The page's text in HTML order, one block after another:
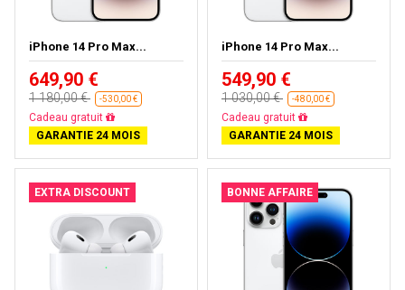
iPhone 14 Pro Max...
649,90 €
1 180,00 € -530,00 €
Cadeau gratuit
GARANTIE 24 MOIS
iPhone 14 Pro Max...
549,90 €
1 030,00 € -480,00 €
Cadeau gratuit
GARANTIE 24 MOIS
EXTRA DISCOUNT BONNE AFFAIRE